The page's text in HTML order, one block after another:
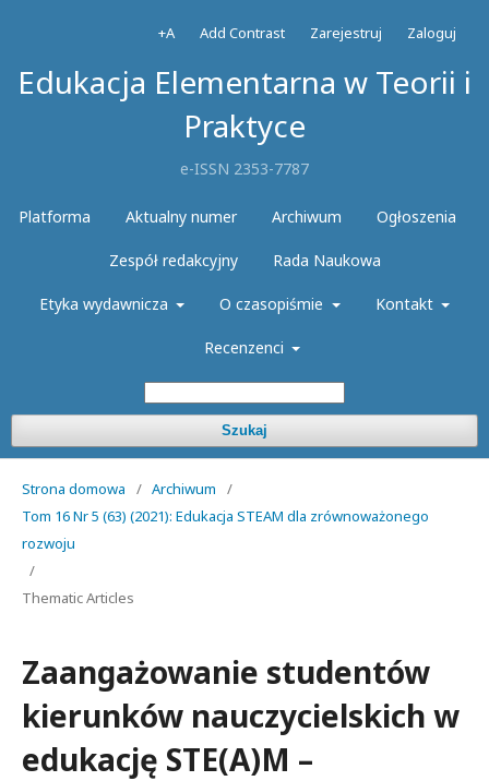
Edukacja Elementarna w Teorii i
Praktyce
e-ISSN 2353-7787
Platforma Aktualny numer Archiwum Ogłoszenia
Zespół redakcyjny Rada Naukowa
Etyka wydawnicza O czasopiśmie Kontakt
Recenzenci
Szukaj
+A Add Contrast Zarejestruj Zaloguj
Strona domowa / Archiwum
/
Tom 16 Nr 5 (63) (2021): Edukacja STEAM dla zrównoważonego
rozwoju
/
Thematic Articles
Zaangażowanie studentów
kierunków nauczycielskich w
edukację STE(A)M –